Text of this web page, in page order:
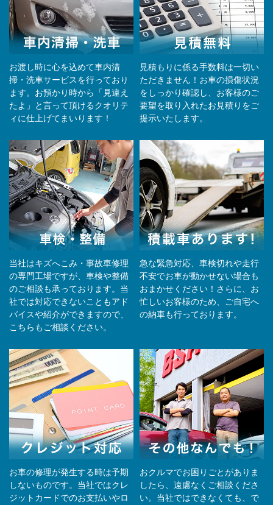
お渡し時に心を込めて車内清
掃・洗車サービスを行っており
ます。お預かり時から「見違え
たよ」と言って頂けるクオリテ
ィに仕上げてまいります！
見積もりに係る手数料は一切い
ただきません！お車の損傷状況
をしっかり確認し、お客様のご
要望を取り入れたお見積りをご
提示いたします。
当社はキズへこみ・事故車修理
の専門工場ですが、車検や整備
のご相談も承っております。当
社では対応できないこともアド
バイスや紹介ができますので、
こちらもご相談ください。
急な緊急対応、車検切れや走行
不安でお車が動かせない場合も
おまかせください！さらに、お
忙しいお客様のため、ご自宅へ
の納⾞も⾏っております。
お車の修理が発生する時は予期
しないものです。当社ではクレ
ジットカードでのお支払いやロ
おクルマでお困りごとがありま
したら、遠慮なくご相談くださ
い。当社ではできなくても、で